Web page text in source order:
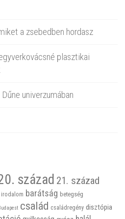
a zsebedben hordasz
plasztikai
univerzumában
század 21. század
barátság betegség
család családregény disztópia